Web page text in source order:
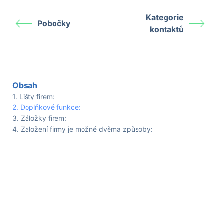
Pobočky
Kategorie
kontaktů
Obsah
Lišty firem:
Doplňkové funkce:
Záložky firem:
Založení firmy je možné dvěma způsoby: